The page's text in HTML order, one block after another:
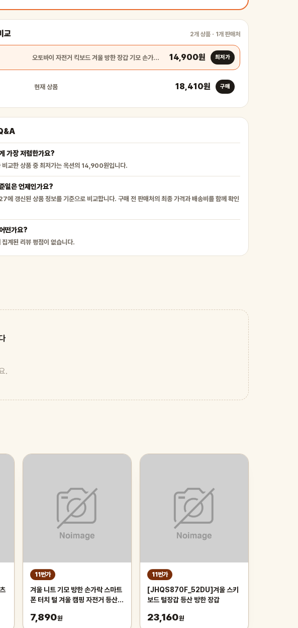
교 2개 상품 · 1개 판매처
오토바이 자전거 킥보드 겨울 방한 장갑 기모 손가락 발열 등… 14,900원 최저가
현재 상품 18,410원 구매
가장 저렴한가요?
비교한 상품 중 최저가는 옥션의 14,900원입니다.
일은 언제인가요?
갱신된 상품 정보를 기준으로 비교합니다. 구매 전 판매처의 최종 가격과 배송비를 함께 확인
떤가요?
집계된 리뷰 평점이 없습니다.
.
11번가
겨울 니트 기모 방한 손가락 스마트
폰 터치 털 겨울 캠핑 자전거 등산
7,890원
11번가
[JHQS870F_52DU]겨울 스키
보드 털장갑 등산 방한 장갑
23,160원